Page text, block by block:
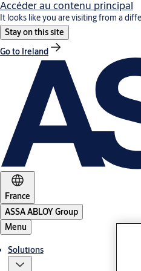
Accéder au contenu principal
It looks like you are visiting from a
Stay on this site
Go to Ireland
France
ASSA ABLOY Group
Menu
Solutions